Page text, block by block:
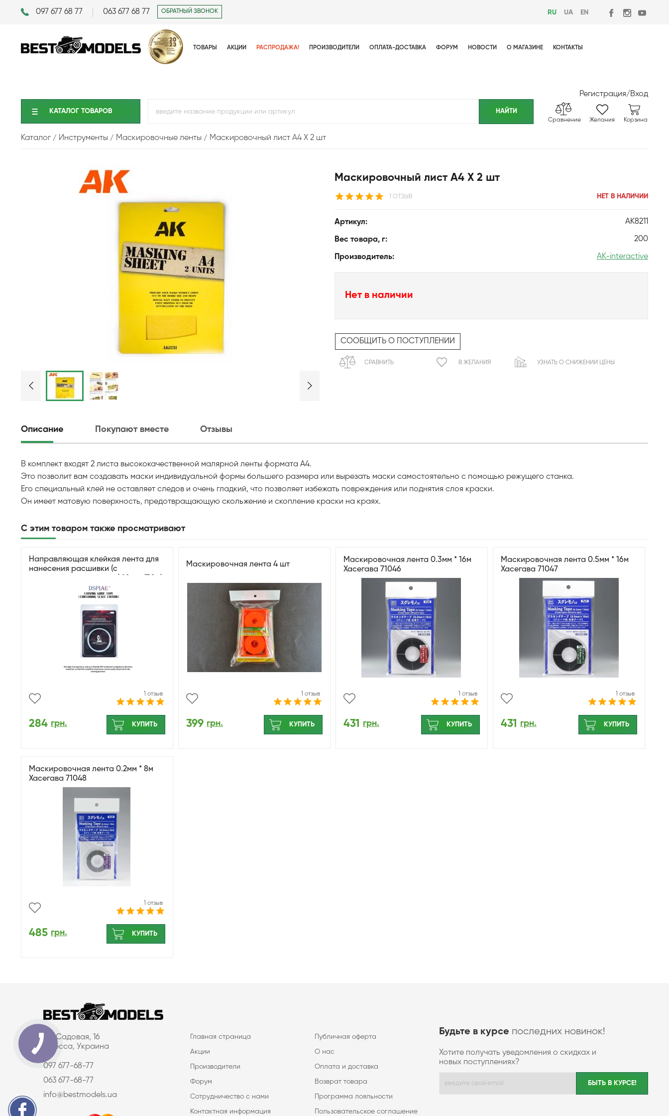
097 677 68 77 063 677 68 77 ОБРАТНЫЙ ЗВОНОК RU UA EN
ТОВАРЫ АКЦИИ РАСПРОДАЖА! ПРОИЗВОДИТЕЛИ ОПЛАТА-ДОСТАВКА ФОРУМ НОВОСТИ О МАГАЗИНЕ КОНТАКТЫ
Регистрация/Вход
КАТАЛОГ ТОВАРОВ
Сравнение Желания Корзина
Каталог Инструменты Маскировочные ленты Маскировочный лист А4 Х 2 шт
Маскировочный лист А4 Х 2 шт
1 ОТЗЫВ НЕТ В НАЛИЧИИ
Артикул: AK8211
Вес товара, г: 200
Производитель: AK-interactive
Нет в наличии
СООБЩИТЬ О ПОСТУПЛЕНИИ
СРАВНИТЬ В ЖЕЛАНИЯ УЗНАТЬ О СНИЖЕНИИ ЦЕНЫ
Описание Покупают вместе Отзывы
В комплект входят 2 листа высококачественной малярной ленты формата А4.
Это позволит вам создавать маски индивидуальной формы большего размера или вырезать маски самостоятельно с помощью режущего станка.
Его специальный клей не оставляет следов и очень гладкий, что позволяет избежать повреждения или поднятия слоя краски.
Он имеет матовую поверхность, предотвращающую скольжение и скопление краски на краях.
С этим товаром также просматривают
Направляющая клейкая лента для
нанесения расшивки (с
1 отзыв
284 грн. КУПИТЬ
Маскировочная лента 4 шт
1 отзыв
399 грн. КУПИТЬ
Маскировочная лента 0.3мм * 16м
Хасегава 71046
1 отзыв
431 грн. КУПИТЬ
Маскировочная лента 0.5мм * 16м
Хасегава 71047
1 отзыв
431 грн. КУПИТЬ
Маскировочная лента 0.2мм * 8м
Хасегава 71048
1 отзыв
485 грн. КУПИТЬ
ул. Садовая, 16
Одесса, Украина
097 677-68-77
063 677-68-77
info@bestmodels.ua
Главная страница Публичная оферта
Акции О нас
Производители Оплата и доставка
Форум Возврат товара
Сотрудничество с нами Программа лояльности
Контактная информация Пользовательское соглашение
Будьте в курсе последних новинок!
Хотите получать уведомления о скидках и
новых поступлениях?